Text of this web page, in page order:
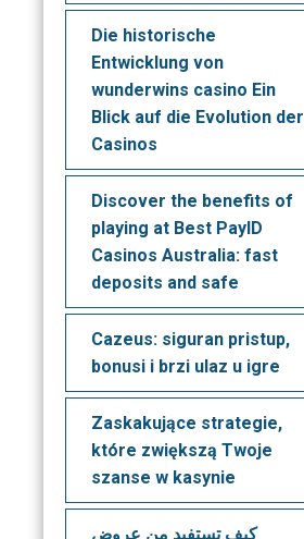
Die historische
Entwicklung von
wunderwins casino Ein
Blick auf die Evolution der
Casinos
Discover the benefits of
playing at Best PayID
Casinos Australia: fast
deposits and safe
Cazeus: siguran pristup,
bonusi i brzi ulaz u igre
Zaskakujące strategie,
które zwiększą Twoje
szanse w kasynie
كيف تستفيد من عروض